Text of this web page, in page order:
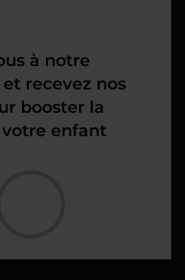
à notre
et recevez nos
booster la
enfant